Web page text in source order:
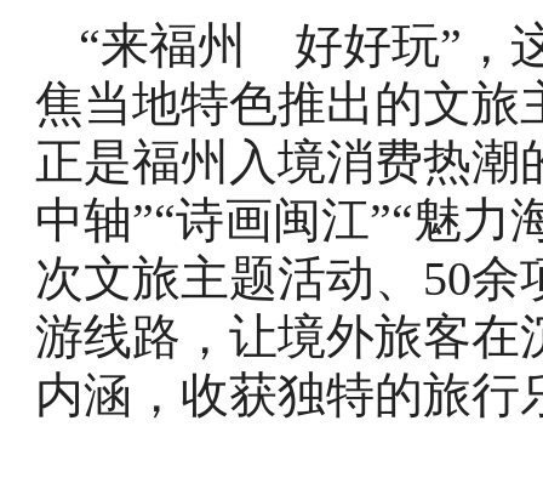
“来福州 好好玩”，
焦当地特色推出的文旅
正是福州入境消费热潮
中轴”“诗画闽江”“魅力
次文旅主题活动、50
游线路，让境外旅客在
内涵，收获独特的旅